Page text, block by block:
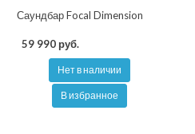
Саундбар Focal Dimension
59 990 руб.
Нет в наличии
В избранное